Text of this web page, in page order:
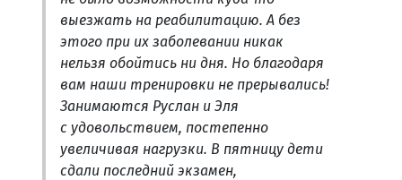
выезжать на реабилитацию. А без
этого при их заболевании никак
нельзя обойтись ни дня. Но благодаря
вам наши тренировки не прерывались!
Занимаются Руслан и Эля
с удовольствием, постепенно
увеличивая нагрузки. В пятницу дети
сдали последний экзамен,